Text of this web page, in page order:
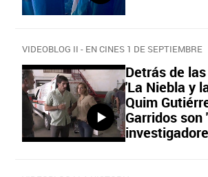
VIDEOBLOG II - EN CINES 1 DE SEPTIEMBRE
Detrás de
'La Niebla y
Quim
Garridos son